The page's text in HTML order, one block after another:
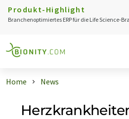
Produkt-Highlight
Branchenoptimiertes ERP für die Life Science-
Home News